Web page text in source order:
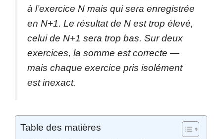
à l’exercice N mais qui sera enregistrée
en N+1. Le résultat de N est trop élevé,
celui de N+1 sera trop bas. Sur deux
exercices, la somme est correcte —
mais chaque exercice pris isolément
est inexact.
Table des matières